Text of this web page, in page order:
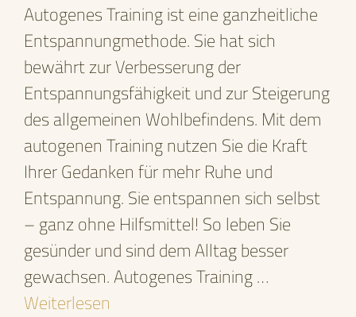
Autogenes Training ist eine ganzheitliche
Entspannungmethode. Sie hat sich
bewährt zur Verbesserung der
Entspannungsfähigkeit und zur Steigerung
des allgemeinen Wohlbefindens. Mit dem
autogenen Training nutzen Sie die Kraft
Ihrer Gedanken für mehr Ruhe und
Entspannung. Sie entspannen sich selbst
– ganz ohne Hilfsmittel! So leben Sie
gesünder und sind dem Alltag besser
gewachsen. Autogenes Training …
Weiterlesen